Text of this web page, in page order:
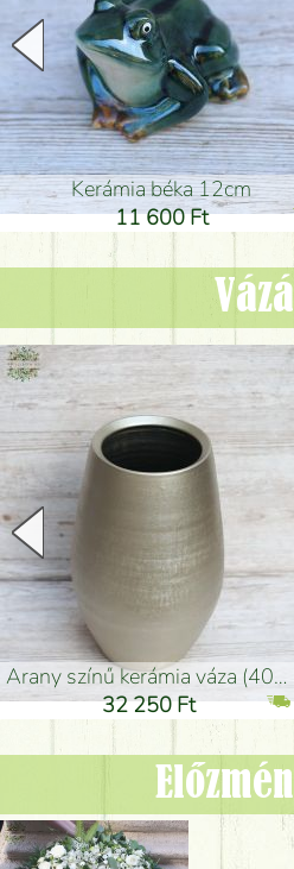
Kerámia béka 12cm
11 600 Ft
arany színű kerámia váza (40x26cm)
32 250 Ft